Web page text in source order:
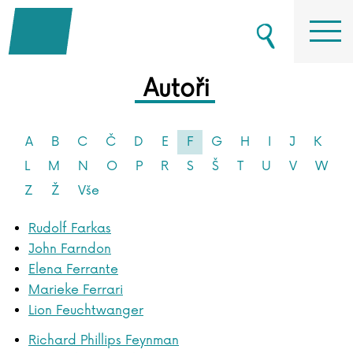
Autoři
A B C Č D E F G H I J
K
L
M N O P R S Š T U V
W
Z
Ž Vše
Rudolf Farkas
John Farndon
Elena Ferrante
Marieke Ferrari
Lion Feuchtwanger
Richard Phillips Feynman